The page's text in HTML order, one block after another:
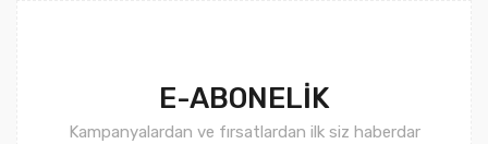
E-ABONELİK
Kampanyalardan ve fırsatlardan ilk siz haberdar